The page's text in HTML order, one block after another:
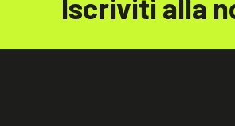
Iscriviti alla